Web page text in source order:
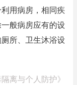
用病房，相同疾
般病房应有的设
所、卫生沐浴设
隔离与个人防护》